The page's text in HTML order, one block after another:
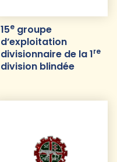
15e groupe
d’exploitation
divisionnaire de la 1re
division blindée